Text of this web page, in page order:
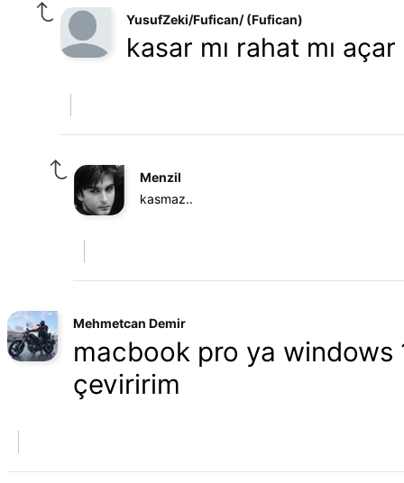
YusufZeki/Fufican/ (Fufican)
kasar mı rahat mı açar
Menzil
kasmaz..
Mehmetcan Demir
macbook pro ya windows
çeviririm